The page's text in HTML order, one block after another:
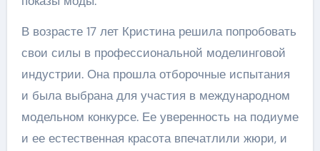
В возрасте 17 лет Кристина решила попробовать
свои силы в профессиональной моделинговой
индустрии. Она прошла отборочные испытания
и была выбрана для участия в международном
модельном конкурсе. Ее уверенность на подиуме
и ее естественная красота впечатлили жюри, и